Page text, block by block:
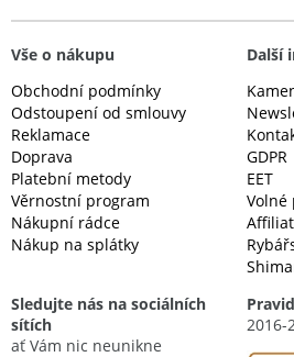
Vše o nákupu
Obchodní podmínky
Odstoupení od smlouvy
Reklamace
Doprava
Platební metody
Věrnostní program
Nákupní rádce
Nákup na splátky
Další
GDPR
EET
Volné
Sledujte nás na sociálních
sítích
ať Vám nic neunikne
2016-